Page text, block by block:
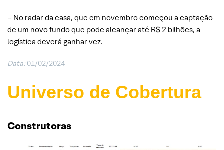
– No radar da casa, que em novembro começou a captação
de um novo fundo que pode alcançar até R$ 2 bilhões, a
logística deverá ganhar vez.
Data: 01/02/2024
Universo de Cobertura
Construtoras